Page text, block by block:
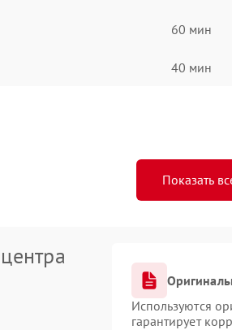
60 мин
40 мин
Показать
Используются
гарантирует